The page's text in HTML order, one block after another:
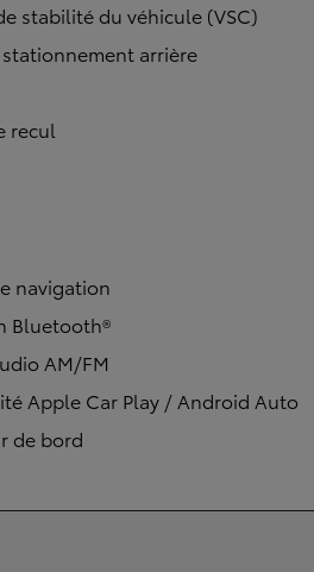
stabilité du véhicule (VSC)
stationnement arrière
recul
navigation
Bluetooth®
AM/FM
Apple Car Play / Android Auto
de bord